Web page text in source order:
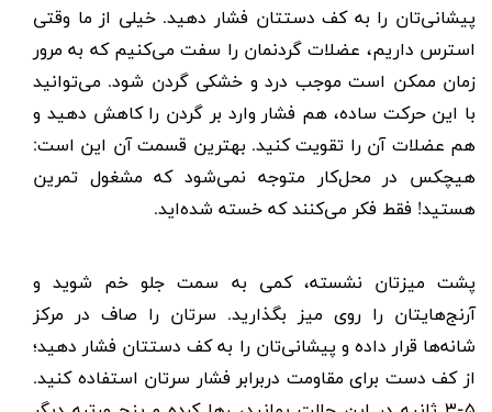
پیشانی‌تان را به کف دستتان فشار دهید. خیلی از ما وقتی
استرس داریم، عضلات گردنمان را سفت می‌کنیم که به مرور
زمان ممکن است موجب درد و خشکی گردن شود. می‌توانید
با این حرکت ساده، هم فشار وارد بر گردن را کاهش دهید و
هم عضلات آن را تقویت کنید. بهترین قسمت آن این است:
هیچکس در محل‌کار متوجه نمی‌شود که مشغول تمرین
هستید! فقط فکر می‌کنند که خسته شده‌اید.
پشت میزتان نشسته، کمی به سمت جلو خم شوید و
آرنج‌هایتان را روی میز بگذارید. سرتان را صاف در مرکز
شانه‌ها قرار داده و پیشانی‌تان را به کف دستتان فشار دهید؛
از کف دست برای مقاومت دربرابر فشار سرتان استفاده کنید.